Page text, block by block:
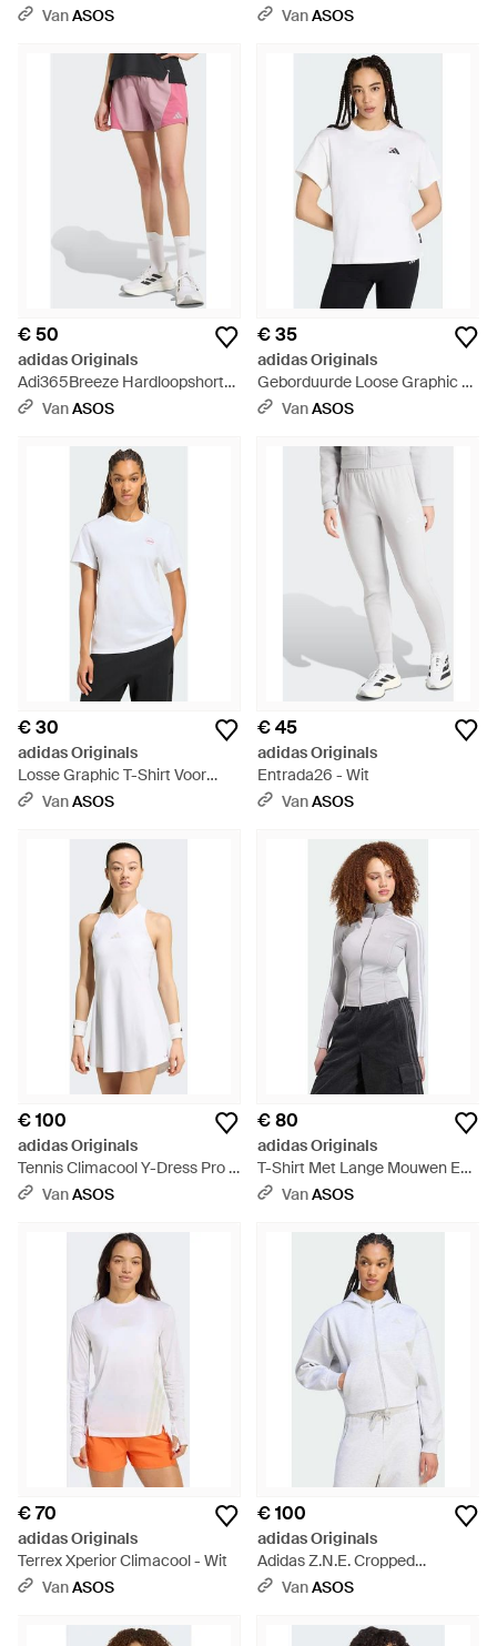
Graphic - Wit
VanASOS
- WitVanASOS
€ 50
adidas Originals
Adi365Breeze Hardloopshorts
- WitVanASOS
€ 35
adidas Originals
Geborduurde Loose Graphic T-
Shirt - Wit
VanASOS
€ 30
adidas Originals
Losse Graphic T-Shirt Voor
Reizen - Wit
VanASOS
€ 45
adidas Originals
Entrada26 - Wit
VanASOS
€ 100
adidas Originals
Tennis Climacool Y-Dress Pro -
Wit VanASOS
€ 80
adidas Originals
T-Shirt Met Lange Mouwen En
Rits - Wit
VanASOS
€ 70
adidas Originals
Terrex Xperior Climacool - Wit
VanASOS
€ 100
adidas Originals
Adidas Z.N.E. Cropped
Sweatshirt Met Rits - Wit
VanASOS